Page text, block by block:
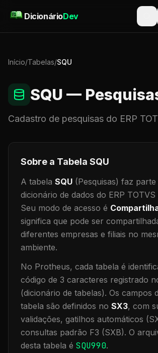
DicionárioDev
Início/Tabelas/SQU
SQU —
Cadastro de pesquisas do ERP
Sobre a Tabela SQU
A tabela SQU (Pesquisas) faz parte
dicionário de dados do ERP
Seu modo de acesso é
significa que pode ser
diferentes empresas e filiais no
ambiente.
No Protheus, cada tabela é
código de 3 caracteres registrado
(dicionário de tabelas). Os campos
tabela são definidos no SX3, com
validações, gatilhos automáticos
consultas padrão F3 (SXB). O
desta tabela é SQU990.